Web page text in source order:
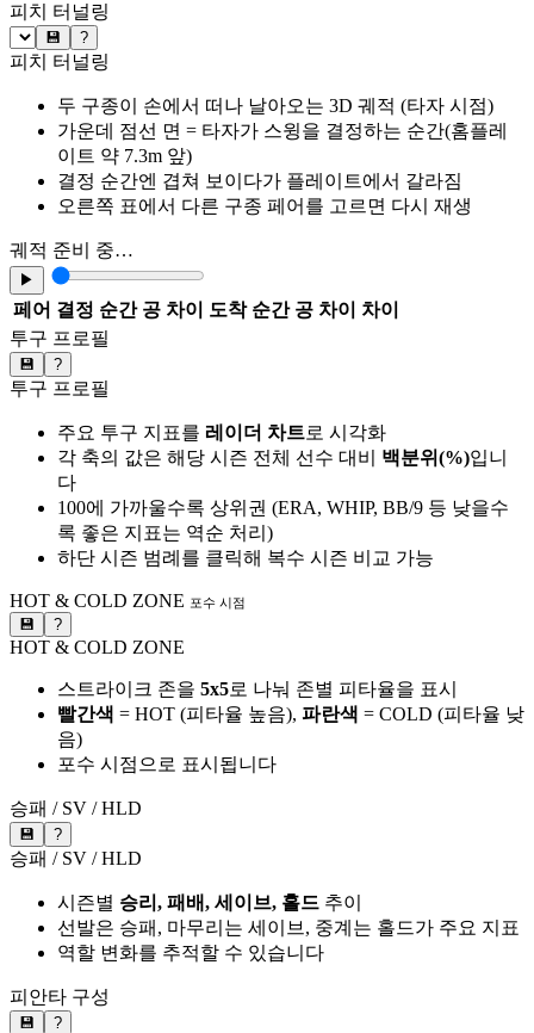
피치 터널링
💾 ?
피치 터널링
두 구종이 손에서 떠나 날아오는 3D 궤적 (타자 시점)
가운데 점선 면 = 타자가 스윙을 결정하는 순간(홈플레
이트 약 7.3m 앞)
결정 순간엔 겹쳐 보이다가 플레이트에서 갈라짐
오른쪽 표에서 다른 구종 페어를 고르면 다시 재생
궤적 준비 중…
▶
페어 결정 순간 공 차이 도착 순간 공 차이
차이
투구 프로필
💾 ?
투구 프로필
주요 투구 지표를 레이더 차트로 시각화
각 축의 값은 해당 시즌 전체 선수 대비 백분위(%)입니
다
100에 가까울수록 상위권 (ERA, WHIP, BB/9 등 낮을수
록 좋은 지표는 역순 처리)
하단 시즌 범례를 클릭해 복수 시즌 비교 가능
HOT & COLD ZONE 포수 시점
💾 ?
HOT & COLD ZONE
스트라이크 존을 5x5로 나눠 존별 피타율을 표시
빨간색 = HOT (피타율 높음), 파란색 = COLD (피타율 낮
음)
포수 시점으로 표시됩니다
승패 / SV / HLD
💾 ?
승패 / SV / HLD
시즌별 승리, 패배, 세이브, 홀드 추이
선발은 승패, 마무리는 세이브, 중계는 홀드가 주요 지표
역할 변화를 추적할 수 있습니다
피안타 구성
💾 ?